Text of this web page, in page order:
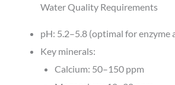
Water Quality Requirements
pH: 5.2–5.8 (optimal for enzyme
Key minerals:
Calcium: 50–150 ppm